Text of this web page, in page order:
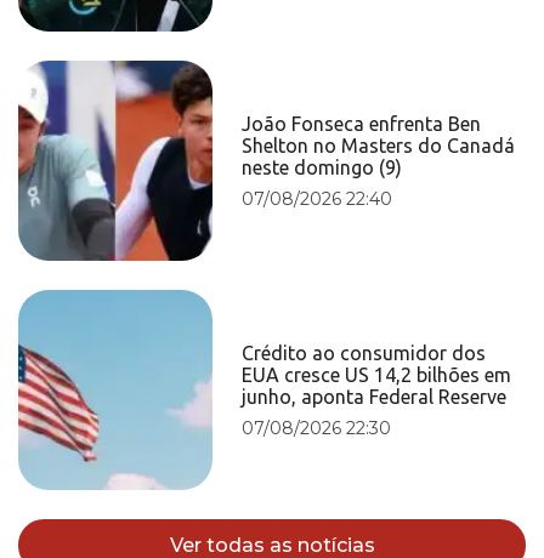
João Fonseca enfrenta Ben
Shelton no Masters do Canadá
neste domingo (9)
07/08/2026 22:40
Crédito ao consumidor dos
EUA cresce US 14,2 bilhões em
junho, aponta Federal Reserve
07/08/2026 22:30
Ver todas as notícias